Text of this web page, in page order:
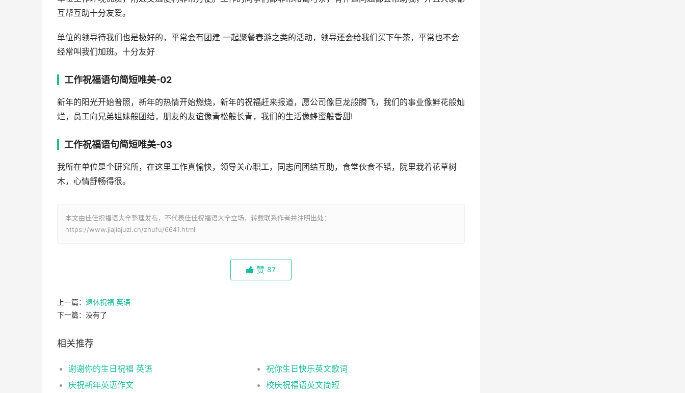
互帮互助十分友爱。
单位的领导待我们也是极好的，平常会有团建 一起聚餐春游之类的活动，领导还会给我们买下午茶，平常也不会
经常叫我们加班。十分友好
工作祝福语句简短唯美-02
新年的阳光开始普照，新年的热情开始燃烧，新年的祝福赶来报道，愿公司像巨龙般腾飞，我们的事业像鲜花般灿
烂，员工向兄弟姐妹般团结，朋友的友谊像青松般长青，我们的生活像蜂蜜般香甜!
工作祝福语句简短唯美-03
我所在单位是个研究所，在这里工作真愉快，领导关心职工，同志间团结互助，食堂伙食不错，院里栽着花草树
木，心情舒畅得很。
本文由佳佳祝福语大全整理发布，不代表佳佳祝福语大全立场，转载联系作者并注明出处：
https://www.jiajiajuzi.cn/zhufu/6641.html
赞 87
上一篇： 退休祝福 英语
下一篇：没有了
相关推荐
谢谢你的生日祝福 英语
祝你生日快乐英文歌词
庆祝新年英语作文
校庆祝福语英文简短